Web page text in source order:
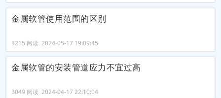
金属软管使用范围的区别
3215 阅读 2024-05-17 19:09:45
金属软管的安装管道应力不宜过高
3049 阅读 2024-04-17 22:10:04